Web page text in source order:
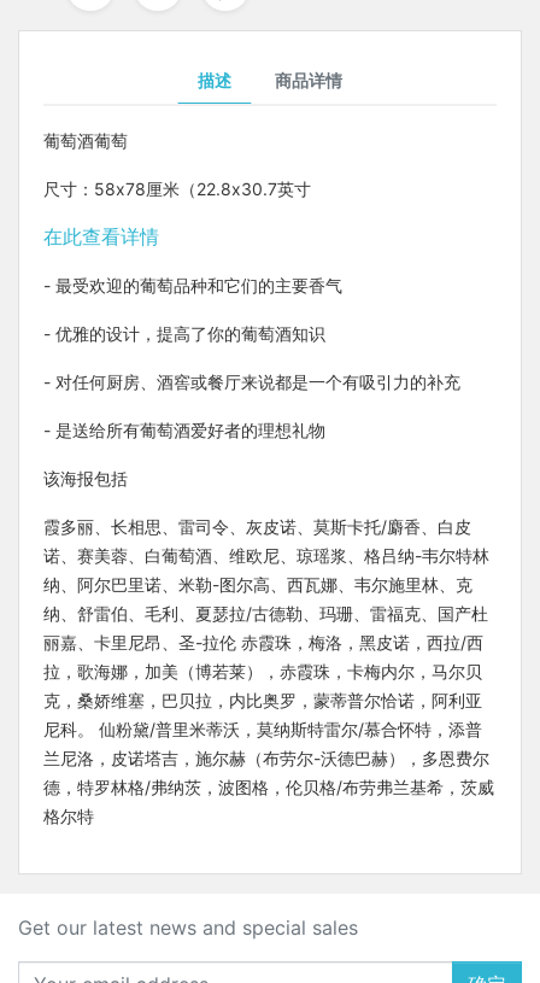
描述 商品详情
葡萄酒葡萄
尺寸：58x78厘米（22.8x30.7英寸
在此查看详情
- 最受欢迎的葡萄品种和它们的主要香气
- 优雅的设计，提高了你的葡萄酒知识
- 对任何厨房、酒窖或餐厅来说都是一个有吸引力的补充
- 是送给所有葡萄酒爱好者的理想礼物
该海报包括
霞多丽、长相思、雷司令、灰皮诺、莫斯卡托/麝香、白皮
诺、赛美蓉、白葡萄酒、维欧尼、琼瑶浆、格吕纳-韦尔特林
纳、阿尔巴里诺、米勒-图尔高、西瓦娜、韦尔施里林、克
纳、舒雷伯、毛利、夏瑟拉/古德勒、玛珊、雷福克、国产杜
丽嘉、卡里尼昂、圣-拉伦 赤霞珠，梅洛，黑皮诺，西拉/西
拉，歌海娜，加美（博若莱），赤霞珠，卡梅内尔，马尔贝
克，桑娇维塞，巴贝拉，内比奥罗，蒙蒂普尔恰诺，阿利亚
尼科。 仙粉黛/普里米蒂沃，莫纳斯特雷尔/慕合怀特，添普
兰尼洛，皮诺塔吉，施尔赫（布劳尔-沃德巴赫），多恩费尔
德，特罗林格/弗纳茨，波图格，伦贝格/布劳弗兰基希，茨威
格尔特
Get our latest news and special sales